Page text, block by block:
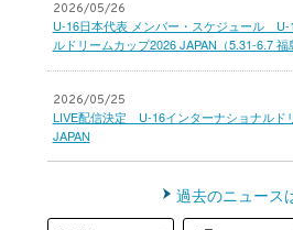
2026/05/26
U-16日本代表 メンバー・スケジュール U-
ルドリームカップ2026 JAPAN（5.31-6.7 福
2026/05/25
LIVE配信決定 U-16インターナショナルド
JAPAN
過去のニュース